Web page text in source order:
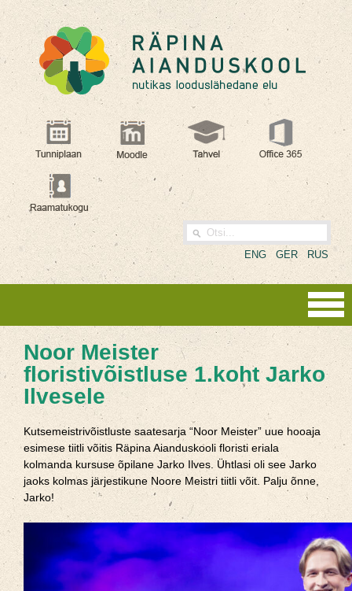
ENG GER RUS
Noor Meister
floristivõistluse 1.koht Jarko
Ilvesele
Kutsemeistrivõistluste saatesarja “Noor Meister” uue hooaja
esimese tiitli võitis Räpina Aianduskooli floristi eriala
kolmanda kursuse õpilane Jarko Ilves. Ühtlasi oli see Jarko
jaoks kolmas järjestikune Noore Meistri tiitli võit. Palju õnne,
Jarko!